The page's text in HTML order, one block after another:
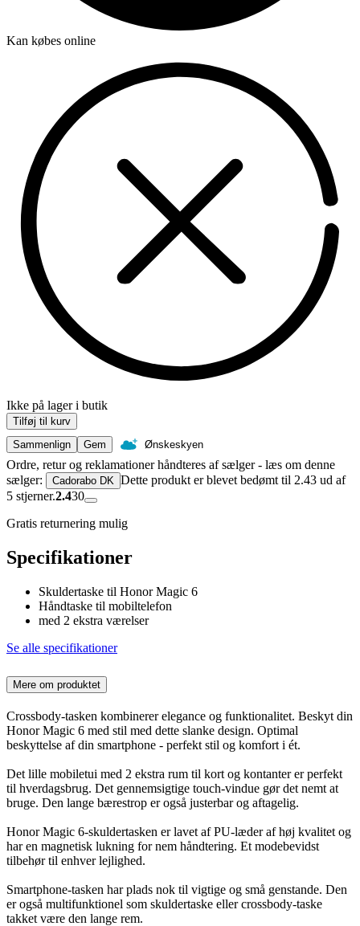
Kan købes online
Ikke på lager i butik
Tilføj til kurv
Sammenlign
Gem Ønskeskyen
Ordre, retur og reklamationer håndteres af sælger - læs om denne
sælger:
Cadorabo DK Dette produkt er blevet bedømt til 2.43 ud af
5 stjerner.2.430
Gratis returnering mulig
Specifikationer
Skuldertaske til Honor Magic 6
Håndtaske til mobiltelefon
med 2 ekstra værelser
Se alle specifikationer
Mere om produktet
Crossbody-tasken kombinerer elegance og funktionalitet. Beskyt din
Honor Magic 6 med stil med dette slanke design. Optimal
beskyttelse af din smartphone - perfekt stil og komfort i ét.
Det lille mobiletui med 2 ekstra rum til kort og kontanter er perfekt
til hverdagsbrug. Det gennemsigtige touch-vindue gør det nemt at
bruge. Den lange bærestrop er også justerbar og aftagelig.
Honor Magic 6-skuldertasken er lavet af PU-læder af høj kvalitet og
har en magnetisk lukning for nem håndtering. Et modebevidst
tilbehør til enhver lejlighed.
Smartphone-tasken har plads nok til vigtige og små genstande. Den
er også multifunktionel som skuldertaske eller crossbody-taske
takket være den lange rem.